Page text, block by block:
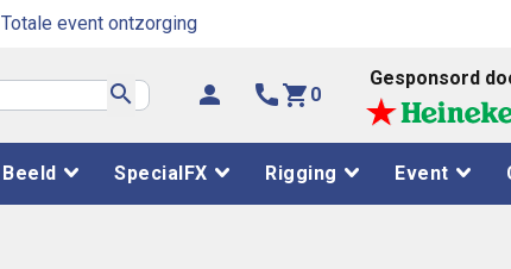
Totale event ontzorging
search person phoneshopping_cart 0
Gesponsord
Beeld SpecialFX Rigging Event